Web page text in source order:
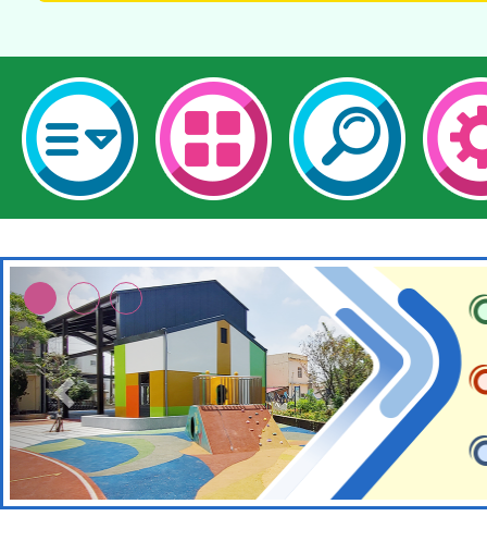
本校115學年度第2次
適應運動共學行動站研